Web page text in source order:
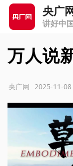
央广
讲好中
万人说
2025-11-
央广网